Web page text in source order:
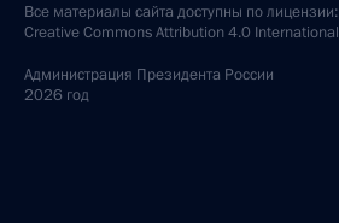
Все материалы сайта доступны по лицензии:
Creative Commons Attribution 4.0 International
Администрация Президента России
2026 год